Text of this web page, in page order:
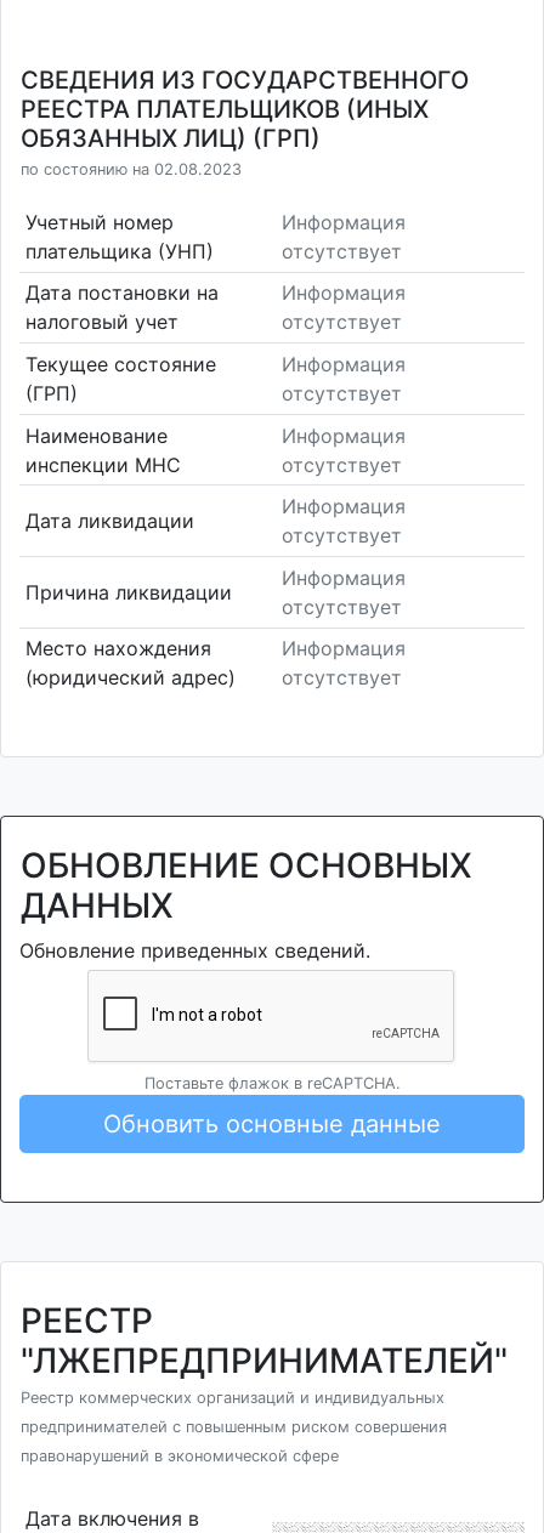
СВЕДЕНИЯ ИЗ ГОСУДАРСТВЕННОГО
РЕЕСТРА ПЛАТЕЛЬЩИКОВ (ИНЫХ
ОБЯЗАННЫХ ЛИЦ) (ГРП)
по состоянию на 02.08.2023
Учетный номер
плательщика (УНП)
Информация
отсутствует
Дата постановки на
налоговый учет
Информация
отсутствует
Текущее состояние
(ГРП)
Информация
отсутствует
Наименование
инспекции МНС
Информация
отсутствует
Дата ликвидации
Информация
отсутствует
Причина ликвидации
Информация
отсутствует
Место нахождения
(юридический адрес)
Информация
отсутствует
ОБНОВЛЕНИЕ ОСНОВНЫХ
ДАННЫХ
Обновление приведенных сведений.
Поставьте флажок в reCAPTCHA.
Обновить основные данные
РЕЕСТР
"ЛЖЕПРЕДПРИНИМАТЕЛЕЙ"
Реестр коммерческих организаций и индивидуальных
предпринимателей с повышенным риском совершения
правонарушений в экономической сфере
Дата включения в